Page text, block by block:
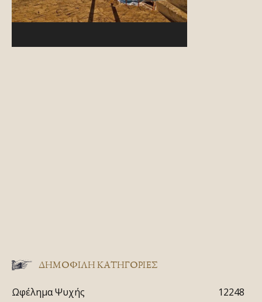
ΔΗΜΟΦΙΛΗ ΚΑΤΗΓΟΡΙΕΣ
Ωφέλημα Ψυχής
12248